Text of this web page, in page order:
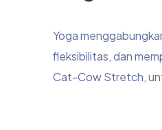
Yoga
fleksibilitas, dan
Cat-Cow Stretch,